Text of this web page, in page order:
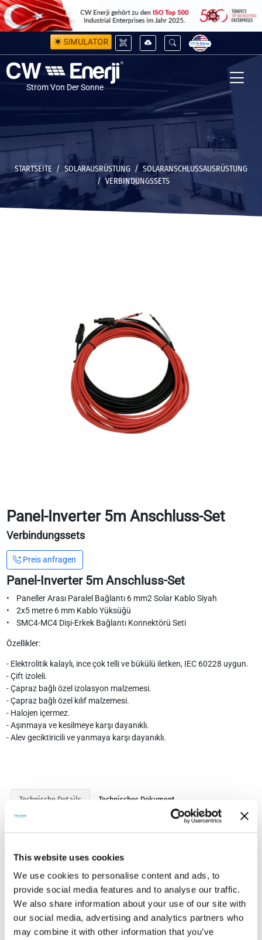
This website uses cookies
We use cookies to personalise content and ads, to
provide social media features and to analyse our traffic.
We also share information about your use of our site with
our social media, advertising and analytics partners who
may combine it with other information that you’ve
SIMULATOR
Strom Von Der Sonne
STARTSEITE SOLARAUSRÜSTUNG
SOLARANSCHLUSSAUSRÜSTUNG
VERBINDUNGSSETS
Panel-Inverter 5m Anschluss-Set
Verbindungssets
Preis anfragen
Panel-Inverter 5m Anschluss-Set
• Paneller Arası Paralel Bağlantı 6 mm2 Solar Kablo Siyah
• 2x5 metre 6 mm Kablo Yüksüğü
• SMC4-MC4 Dişi-Erkek Bağlantı Konnektörü Seti
Özellikler:
- Elektrolitik kalaylı, ince çok telli ve bükülü iletken, IEC 60228 uygun.
- Çift izoleli.
- Çapraz bağlı özel izolasyon malzemesi.
- Çapraz bağlı özel kılıf malzemesi.
- Halojen içermez.
- Aşınmaya ve kesilmeye karşı dayanıklı.
- Alev geciktiricili ve yanmaya karşı dayanıklı.
Technische Details Technisches Dokument
6 mm
Spitze
SMC -Anschluss